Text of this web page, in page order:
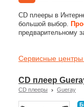
CD плееры в
большой выбор.
предварительному
Сервисные
CD плеер
CD плееры Gueray